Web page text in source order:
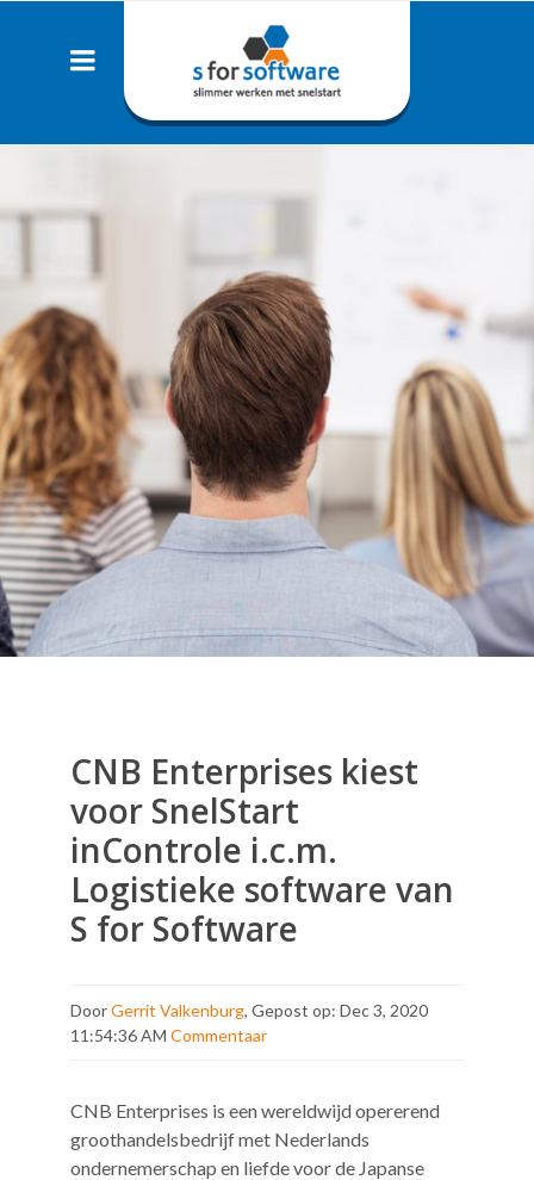
CNB Enterprises kiest
voor SnelStart
inControle i.c.m.
Logistieke software van
S for Software
DoorGerrit Valkenburg, Gepost op: Dec 3, 2020
11:54:36 AM Commentaar
CNB Enterprises is een wereldwijd opererend
groothandelsbedrijf met Nederlands
ondernemerschap en liefde voor de Japanse